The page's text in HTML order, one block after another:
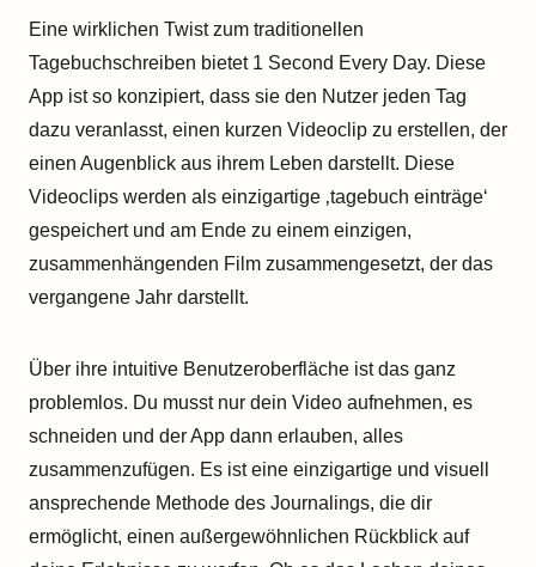
Eine wirklichen Twist zum traditionellen
Tagebuchschreiben bietet 1 Second Every Day. Diese
App ist so konzipiert, dass sie den Nutzer jeden Tag
dazu veranlasst, einen kurzen Videoclip zu erstellen, der
einen Augenblick aus ihrem Leben darstellt. Diese
Videoclips werden als einzigartige ‚tagebuch einträge‘
gespeichert und am Ende zu einem einzigen,
zusammenhängenden Film zusammengesetzt, der das
vergangene Jahr darstellt.
Über ihre intuitive Benutzeroberfläche ist das ganz
problemlos. Du musst nur dein Video aufnehmen, es
schneiden und der App dann erlauben, alles
zusammenzufügen. Es ist eine einzigartige und visuell
ansprechende Methode des Journalings, die dir
ermöglicht, einen außergewöhnlichen Rückblick auf